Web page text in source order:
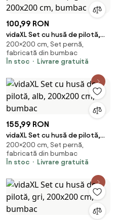
100,99 RON
vidaXL Set cu husă de pilotă,
albastru și gri, 200x200 cm,
bumbac
200×200 cm, Set pernă,
fabricată din bumbac
În stoc
Livrare gratuită
155,99 RON
vidaXL Set cu husă de pilotă,
alb, 200x200 cm, bumbac
200×200 cm, Set pernă,
fabricată din bumbac
În stoc
Livrare gratuită